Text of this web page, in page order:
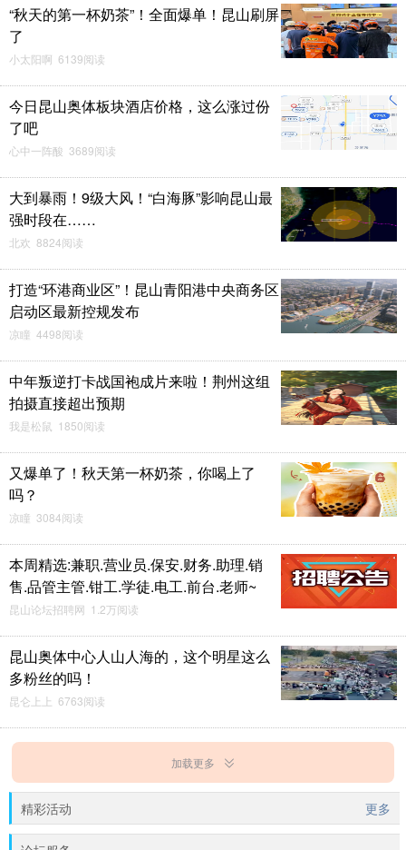
“秋天的第一杯奶茶”！全面爆单！昆山刷屏
了
小太阳啊 6139阅读
今日昆山奥体板块酒店价格，这么涨过份
了吧
心中一阵酸 3689阅读
大到暴雨！9级大风！“白海豚”影响昆山最
强时段在……
北欢 8824阅读
打造“环港商业区”！昆山青阳港中央商务区
启动区最新控规发布
凉瞳 4498阅读
中年叛逆打卡战国袍成片来啦！荆州这组
拍摄直接超出预期
我是松鼠 1850阅读
又爆单了！秋天第一杯奶茶，你喝上了
吗？
凉瞳 3084阅读
本周精选:兼职.营业员.保安.财务.助理.销
售.品管主管.钳工.学徒.电工.前台.老师~
昆山论坛招聘网 1.2万阅读
昆山奥体中心人山人海的，这个明星这么
多粉丝的吗！
昆仑上上 6763阅读
加载更多
精彩活动 更多